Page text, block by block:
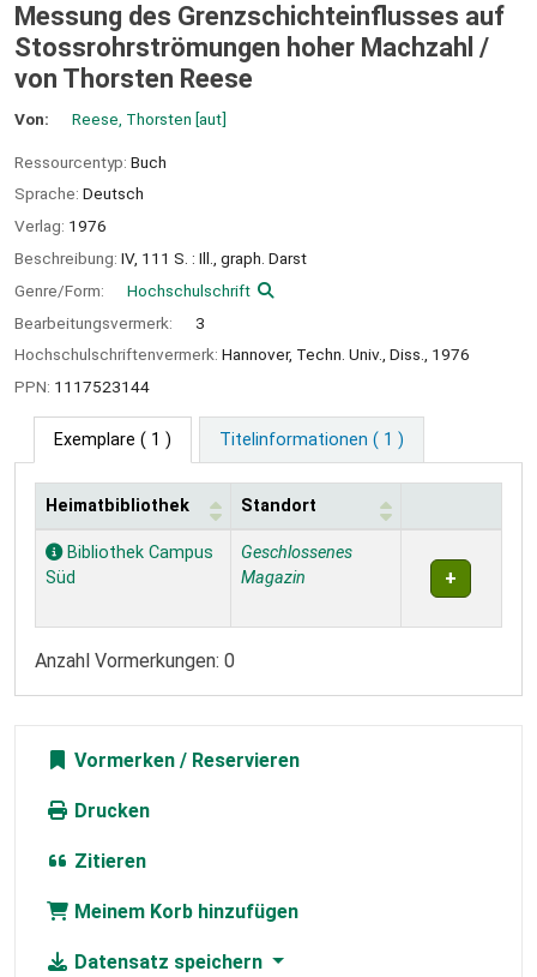
Messung des Grenzschichteinflusses auf
Stossrohrströmungen hoher Machzahl /
von Thorsten Reese
Von: Reese, Thorsten [aut]
Ressourcentyp: Buch
Sprache: Deutsch
Verlag: 1976
Beschreibung: IV, 111 S. : Ill., graph. Darst
Genre/Form:
Hochschulschrift
Bearbeitungsvermerk:
3
Hochschulschriftenvermerk: Hannover, Techn. Univ., Diss., 1976
PPN: 1117523144
Exemplare ( 1 ) Titelinformationen ( 1 )
Exemplare
Heimatbibliothek Standort
Bibliothek Campus
Süd
Geschlossenes
Magazin
Anzahl Vormerkungen: 0
Vormerken
Drucken
Zitieren
Meinem Korb hinzufügen
Datensatz speichern